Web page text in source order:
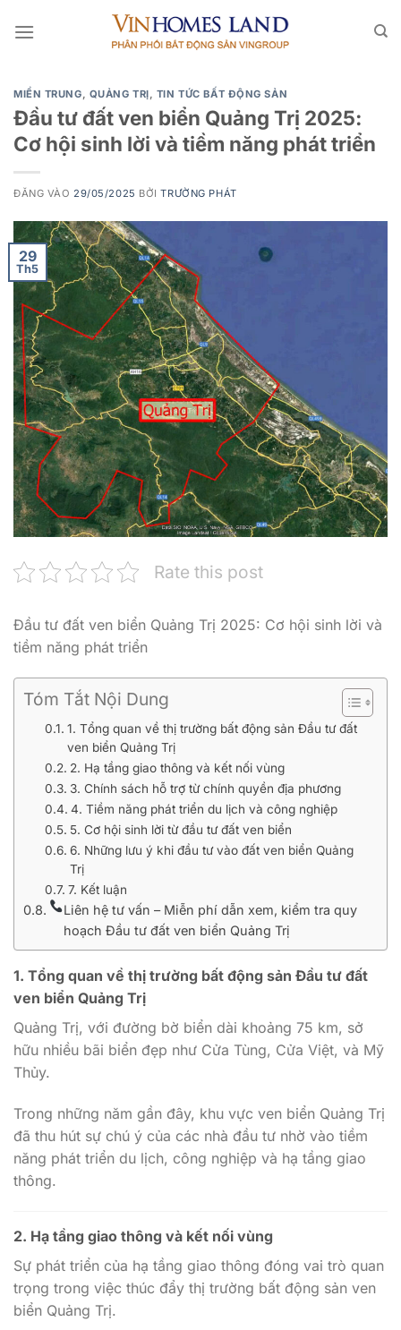
qua
MIỀN TRUNG, QUẢNG TRỊ, TIN TỨC BẤT ĐỘNG SẢN
Đầu tư đất ven biển Quảng Trị 2025:
Cơ hội sinh lời và tiềm năng phát triển
ĐĂNG VÀO 29/05/2025 BỞITRƯỜNG PHÁT
29
Th5
Rate this post
Đầu tư đất ven biển Quảng Trị 2025: Cơ hội sinh lời và
tiềm năng phát triển
Tóm Tắt Nội Dung
1. Tổng quan về thị trường bất động sản Đầu tư đất
ven biển Quảng Trị
2. Hạ tầng giao thông và kết nối vùng
3. Chính sách hỗ trợ từ chính quyền địa phương
4. Tiềm năng phát triển du lịch và công nghiệp
5. Cơ hội sinh lời từ đầu tư đất ven biển
6. Những lưu ý khi đầu tư vào đất ven biển Quảng
Trị
7. Kết luận
Liên hệ tư vấn – Miễn phí dẫn xem, kiểm tra quy
hoạch Đầu tư đất ven biển Quảng Trị
1. Tổng quan về thị trường bất động sản Đầu tư đất
ven biển Quảng Trị
Quảng Trị, với đường bờ biển dài khoảng 75 km, sở
hữu nhiều bãi biển đẹp như Cửa Tùng, Cửa Việt, và Mỹ
Thủy.
Trong những năm gần đây, khu vực ven biển Quảng Trị
đã thu hút sự chú ý của các nhà đầu tư nhờ vào tiềm
năng phát triển du lịch, công nghiệp và hạ tầng giao
thông.
2. Hạ tầng giao thông và kết nối vùng
Sự phát triển của hạ tầng giao thông đóng vai trò quan
trọng trong việc thúc đẩy thị trường bất động sản ven
biển Quảng Trị.